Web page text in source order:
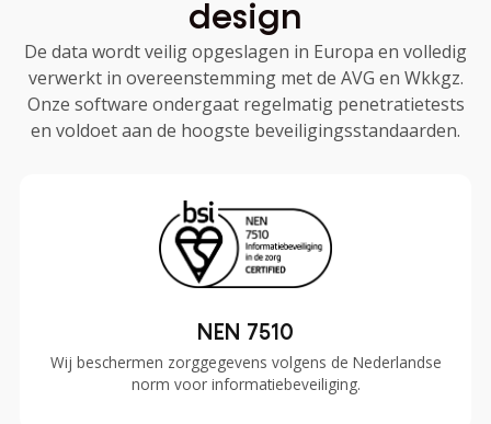
design
De data wordt veilig opgeslagen in Europa en volledig
verwerkt in overeenstemming met de AVG en Wkkgz.
Onze software ondergaat regelmatig penetratietests
en voldoet aan de hoogste beveiligingsstandaarden.
NEN 7510
Wij beschermen zorggegevens volgens de Nederlandse
norm voor informatiebeveiliging.